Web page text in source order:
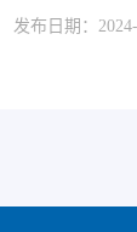
发布日期：